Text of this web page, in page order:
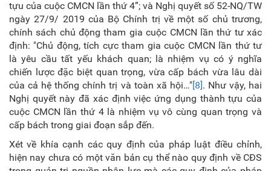
tựu của cuộc CMCN lần thứ 4”; và Nghị quyết số 52-NQ/TW
ngày 27/9/ 2019 của Bộ Chính trị về một số chủ trương,
chính sách chủ động tham gia cuộc CMCN lần thứ tư xác
định: "Chủ động, tích cực tham gia cuộc CMCN lần thứ tư
là yêu cầu tất yếu khách quan; là nhiệm vụ có ý nghĩa
chiến lược đặc biệt quan trọng, vừa cấp bách vừa lâu dài
của cả hệ thống chính trị và toàn xã hội…"[8]. Như vậy, hai
Nghị quyết này đã xác định việc ứng dụng thành tựu của
cuộc CMCN lần thứ 4 là nhiệm vụ vô cùng quan trọng và
cấp bách trong giai đoạn sắp đến.
Xét về khía cạnh các quy định của pháp luật điều chỉnh,
hiện nay chưa có một văn bản cụ thể nào quy định về CĐS